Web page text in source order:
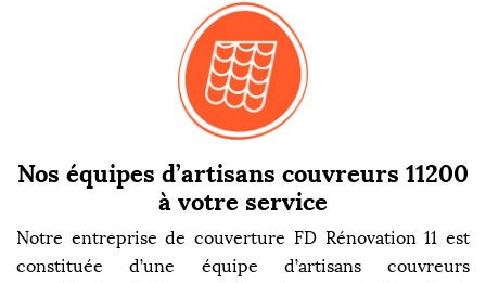
Nos équipes d’artisans couvreurs 11200
à votre service
Notre entreprise de couverture FD Rénovation 11 est
constituée d’une équipe d’artisans couvreurs